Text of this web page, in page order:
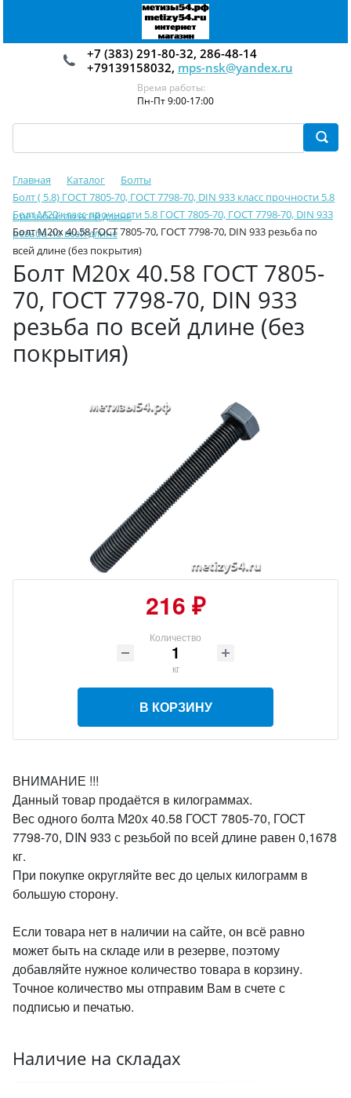
+7 (383) 291-80-32, 286-48-14
+79139158032, mps-nsk@yandex.ru
Время работы:
Пн-Пт 9:00-17:00
Главная Каталог
Болты
Болт ( 5.8) ГОСТ 7805-70, ГОСТ 7798-70, DIN 933 класс прочности 5.8
с резьбой по всей длине
Болт М20 класс прочности 5.8 ГОСТ 7805-70, ГОСТ 7798-70, DIN 933
резьба по всей длине
Болт М20х 40.58 ГОСТ 7805-70, ГОСТ 7798-70, DIN 933 резьба по
всей длине (без покрытия)
Болт М20х 40.58 ГОСТ 7805-
70, ГОСТ 7798-70, DIN 933
резьба по всей длине (без
покрытия)
216 ₽
Количество
кг
В КОРЗИНУ
ВНИМАНИЕ !!!
Данный товар продаётся в килограммах.
Вес одного болта М20х 40.58 ГОСТ 7805-70, ГОСТ
7798-70, DIN 933 с резьбой по всей длине равен 0,1678
кг.
При покупке округляйте вес до целых килограмм в
большую сторону.
Если товара нет в наличии на сайте, он всё равно
может быть на складе или в резерве, поэтому
добавляйте нужное количество товара в корзину.
Точное количество мы отправим Вам в счете с
подписью и печатью.
Наличие на складах